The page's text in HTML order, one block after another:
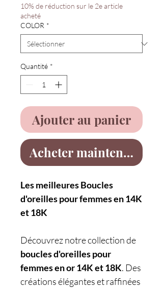
10% de réduction sur le 2e article
acheté
COLOR *
Quantité *
Ajouter au panier
Acheter maintenant
Les meilleures Boucles
d'oreilles pour femmes en 14K
et 18K
Découvrez notre collection de
boucles d'oreilles pour
femmes en or 14K et 18K. Des
créations élégantes et raffinées